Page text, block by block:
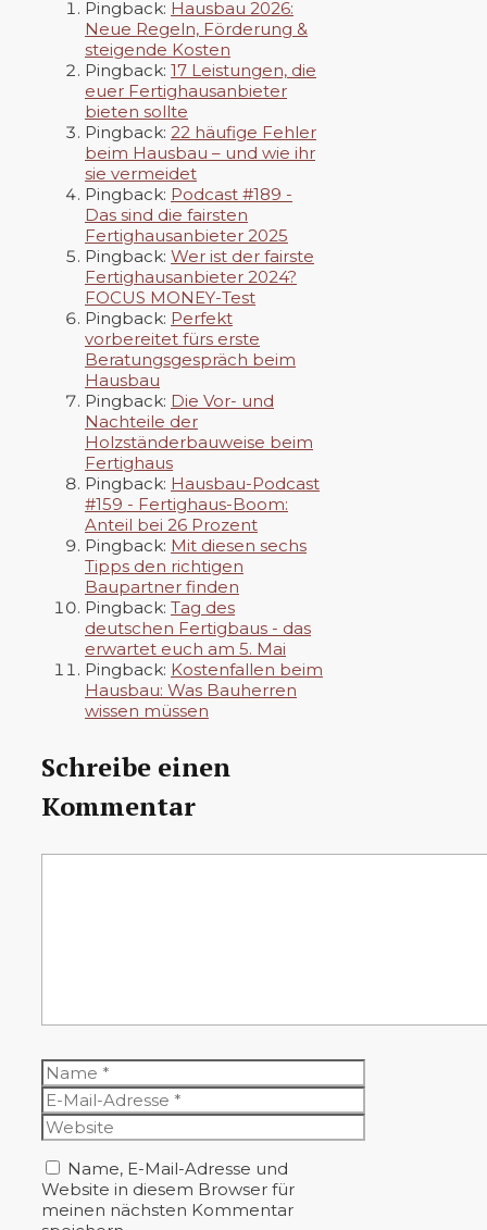
Pingback: Hausbau 2026:
Neue Regeln, Förderung &
steigende Kosten
Pingback: 17 Leistungen, die
euer Fertighausanbieter
bieten sollte
Pingback: 22 häufige Fehler
beim Hausbau – und wie ihr
sie vermeidet
Pingback: Podcast #189 -
Das sind die fairsten
Fertighausanbieter 2025
Pingback: Wer ist der fairste
Fertighausanbieter 2024?
FOCUS MONEY-Test
Pingback: Perfekt
vorbereitet fürs erste
Beratungsgespräch beim
Hausbau
Pingback: Die Vor- und
Nachteile der
Holzständerbauweise beim
Fertighaus
Pingback: Hausbau-Podcast
#159 - Fertighaus-Boom:
Anteil bei 26 Prozent
Pingback: Mit diesen sechs
Tipps den richtigen
Baupartner finden
Pingback: Tag des
deutschen Fertigbaus - das
erwartet euch am 5. Mai
Pingback: Kostenfallen beim
Hausbau: Was Bauherren
wissen müssen
Schreibe einen
Kommentar
Name
E-
Mail-
Adresse
Website
Name, E-Mail-Adresse und
Website in diesem Browser für
meinen nächsten Kommentar